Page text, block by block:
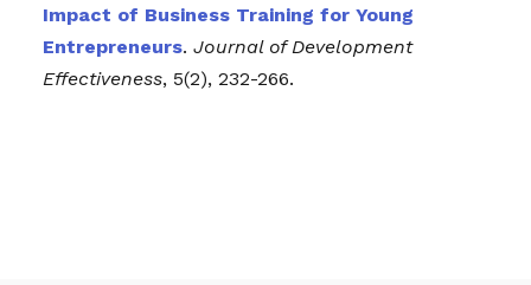
Impact of Business Training for Young
Entrepreneurs. Journal of Development
Effectiveness, 5(2), 232-266.